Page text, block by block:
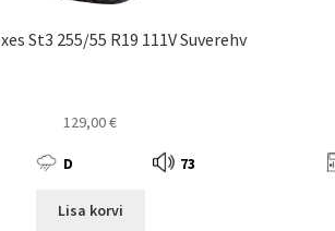
St3 255/55 R19 111V Suverehv
129,00€
D 73
Lisa korvi